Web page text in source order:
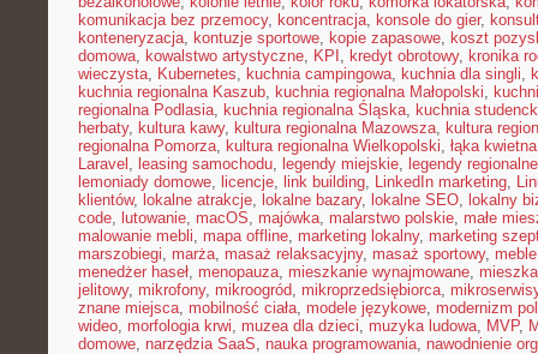
komunikacja bez przemocy, koncentracja, konsole do gier,
konteneryzacja, kontuzje sportowe, kopie zapasowe, koszt
domowa, kowalstwo artystyczne, KPI , kredyt obrotowy, kronika
wieczysta, Kubernetes, kuchnia campingowa, kuchnia dla singli,
kuchnia regionalna Kaszub, kuchnia regionalna Małopolski,
regionalna Podlasia, kuchnia regionalna Śląska, kuchnia
herbaty, kultura kawy, kultura regionalna Mazowsza, kultura
regionalna Pomorza, kultura regionalna Wielkopolski, łąka kwietna
Laravel , leasing samochodu, legendy miejskie, legendy regionalne
lemoniady domowe, licencje, link building, LinkedIn marketing,
klientów, lokalne atrakcje, lokalne bazary, lokalne SEO, lokalny
code, lutowanie, macOS, majówka, malarstwo polskie, małe
malowanie mebli, mapa offline, marketing lokalny, marketing
marszobiegi, marża, masaż relaksacyjny, masaż sportowy,
menedżer haseł, menopauza, mieszkanie wynajmowane,
jelitowy, mikrofony, mikroogród, mikroprzedsiębiorca,
znane miejsca, mobilność ciała, modele językowe, modernizm
wideo, morfologia krwi, muzea dla dzieci, muzyka ludowa, MVP,
domowe, narzędzia SaaS, nauka programowania, nawodnienie